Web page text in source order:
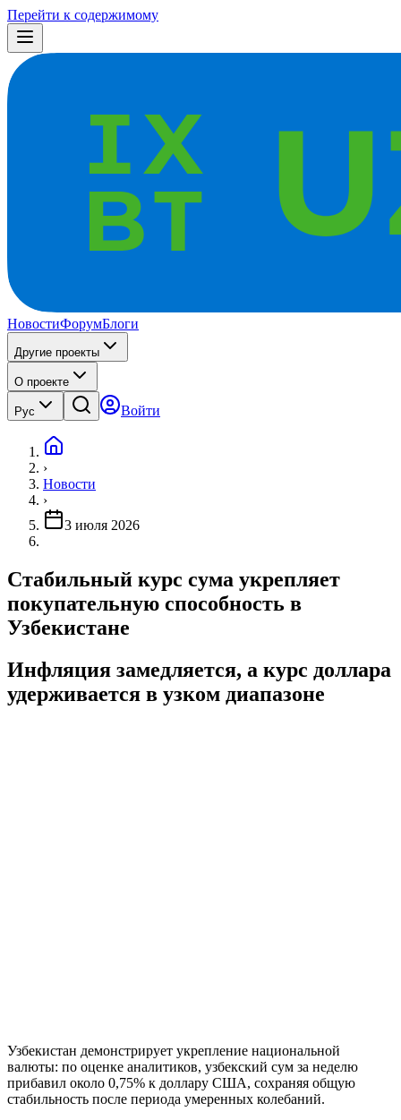
Перейти к содержимому
НовостиФорумБлоги
Другие проекты
О проекте
Рус Войти
›
Новости
›
3 июля 2026
Стабильный курс сума укрепляет
покупательную способность в
Узбекистане
Инфляция замедляется, а курс доллара
удерживается в узком диапазоне
Узбекистан демонстрирует укрепление национальной
валюты: по оценке аналитиков, узбекский сум за неделю
прибавил около 0,75% к доллару США, сохраняя общую
стабильность после периода умеренных колебаний.